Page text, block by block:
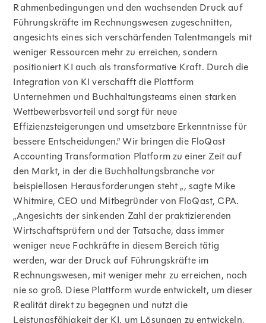
Rahmenbedingungen und den wachsenden Druck auf
Führungskräfte im Rechnungswesen zugeschnitten,
angesichts eines sich verschärfenden Talentmangels mit
weniger Ressourcen mehr zu erreichen, sondern
positioniert KI auch als transformative Kraft. Durch die
Integration von KI verschafft die Plattform
Unternehmen und Buchhaltungsteams einen starken
Wettbewerbsvorteil und sorgt für neue
Effizienzsteigerungen und umsetzbare Erkenntnisse für
bessere Entscheidungen.“ Wir bringen die FloQast
Accounting Transformation Platform zu einer Zeit auf
den Markt, in der die Buchhaltungsbranche vor
beispiellosen Herausforderungen steht „, sagte Mike
Whitmire, CEO und Mitbegründer von FloQast, CPA.
„Angesichts der sinkenden Zahl der praktizierenden
Wirtschaftsprüfern und der Tatsache, dass immer
weniger neue Fachkräfte in diesem Bereich tätig
werden, war der Druck auf Führungskräfte im
Rechnungswesen, mit weniger mehr zu erreichen, noch
nie so groß. Diese Plattform wurde entwickelt, um dieser
Realität direkt zu begegnen und nutzt die
Leistungsfähigkeit der KI, um Lösungen zu entwickeln,